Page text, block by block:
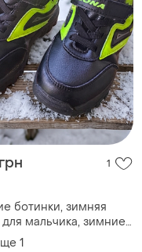
1
ботинки, зимняя
для мальчика, зимние
1